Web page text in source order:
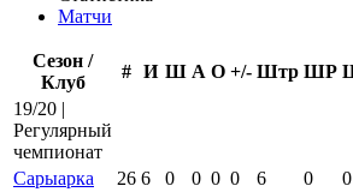
Матчи
Сезон /
Клуб
# И Ш А О +/- Штр ШР
19/20 |
Регулярный
чемпионат
Сарыарка
26 6 0 0 0 0 6 0 0